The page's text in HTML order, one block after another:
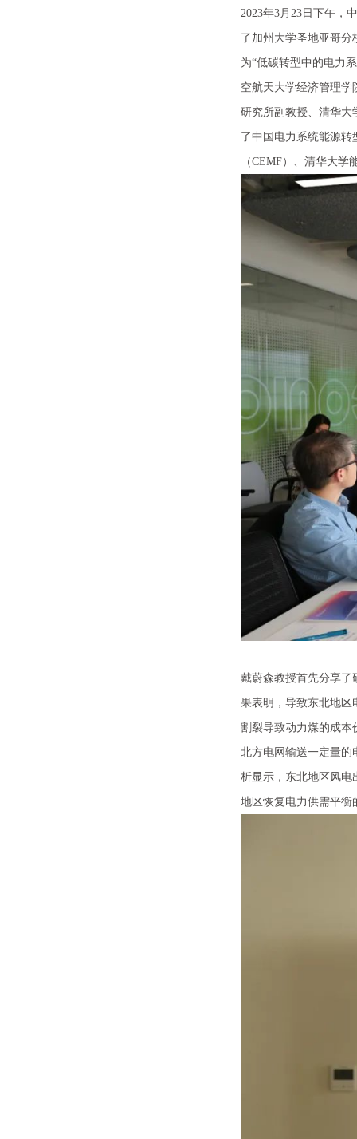
2023年3月23日下午，
了加州大学圣地亚哥分
为“低碳转型中的电力
空航天大学经济管理
研究所副教授、清华大
了中国电力系统能源
（CEMF）、清华大
戴蔚森教授首先分享了
果表明，导致东北地区
割裂导致动力煤的成本
北方电网输送一定量的
析显示，东北地区风电
地区恢复电力供需平衡